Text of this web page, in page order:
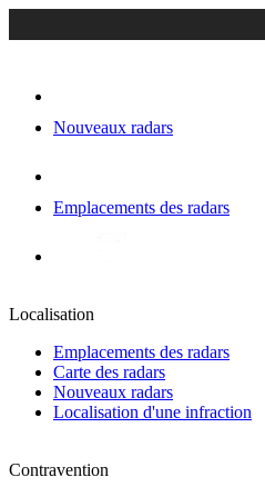
Nouveaux radars
Emplacements des radars
Localisation
Emplacements des radars
Carte des radars
Nouveaux radars
Localisation d'une infraction
Contravention